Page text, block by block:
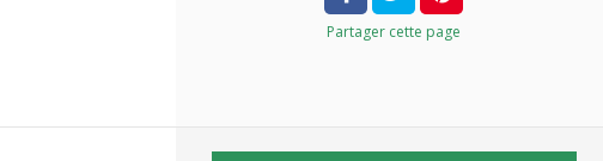
Partager cette page